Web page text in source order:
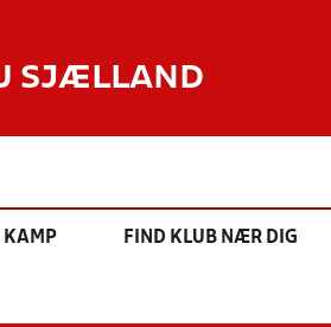
SJÆLLAND
KAMP FIND KLUB NÆR DIG